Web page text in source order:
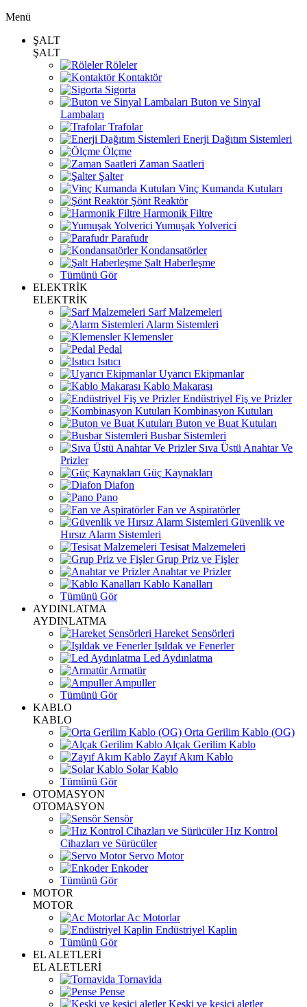
Menü
ŞALT
ŞALT
Röleler
Kontaktör
Sigorta
Buton ve Sinyal
Lambaları
Trafolar
Enerji Dağıtım Sistemleri
Ölçme
Zaman Saatleri
Şalter
Vinç Kumanda Kutuları
Şönt Reaktör
Harmonik Filtre
Yumuşak Yolverici
Parafudr
Kondansatörler
Şalt Haberleşme
Tümünü Gör
ELEKTRİK
ELEKTRİK
Sarf Malzemeleri
Alarm Sistemleri
Klemensler
Pedal
Isıtıcı
Uyarıcı Ekipmanlar
Kablo Makarası
Endüstriyel Fiş ve Prizler
Kombinasyon Kutuları
Buton ve Buat Kutuları
Busbar Sistemleri
Sıva Üstü Anahtar Ve
Prizler
Güç Kaynakları
Diafon
Pano
Fan ve Aspiratörler
Güvenlik ve
Hırsız Alarm Sistemleri
Tesisat Malzemeleri
Grup Priz ve Fişler
Anahtar ve Prizler
Kablo Kanalları
Tümünü Gör
AYDINLATMA
AYDINLATMA
Hareket Sensörleri
Işıldak ve Fenerler
Led Aydınlatma
Armatür
Ampuller
Tümünü Gör
KABLO
KABLO
Orta Gerilim Kablo (OG)
Alçak Gerilim Kablo
Zayıf Akım Kablo
Solar Kablo
Tümünü Gör
OTOMASYON
OTOMASYON
Sensör
Hız Kontrol
Cihazları ve Sürücüler
Servo Motor
Enkoder
Tümünü Gör
MOTOR
MOTOR
Ac Motorlar
Endüstriyel Kaplin
Tümünü Gör
EL ALETLERİ
EL ALETLERİ
Tornavida
Pense
Keski ve kesici aletler